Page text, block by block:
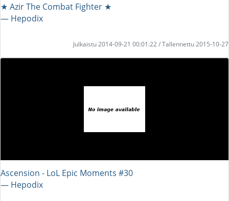
★ Azir The Combat Fighter ★
― Hepodix
Julkaistu 2014-09-21 00:01:22 / Tallennettu 2015-10-27
Ascension - LoL Epic Moments #30
― Hepodix